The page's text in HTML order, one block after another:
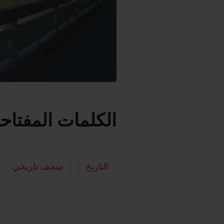
الكلمات
التاريخ متحف تاريخي